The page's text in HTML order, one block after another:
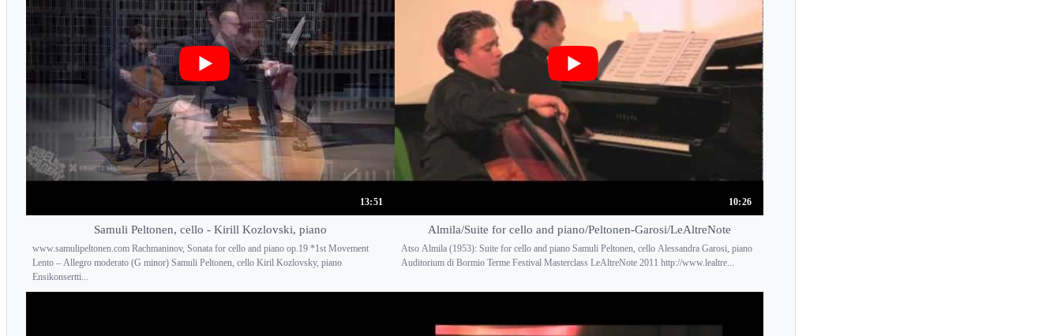
13:51
Samuli Peltonen, cello - Kirill Kozlovski, piano
www.samulipeltonen.com Rachmaninov, Sonata for cello and piano op.19 *1st Movement
Lento – Allegro moderato (G minor) Samuli Peltonen, cello Kiril Kozlovsky, piano
Ensikonsertti...
10:26
Almila/Suite for cello and piano/Peltonen-Garosi/LeAltreNote
Atso Almila (1953): Suite for cello and piano Samuli Peltonen, cello Alessandra Garosi, piano
Auditorium di Bormio Terme Festival Masterclass LeAltreNote 2011 http://www.lealtre...